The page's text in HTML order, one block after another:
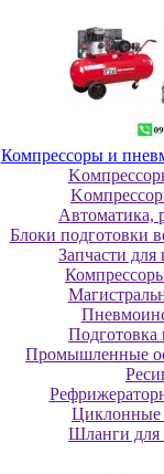
Компрессоры и
Автоматика,
Блоки подготовки
Запчасти для
Подготовка
Промышленные
Циклонные
Шланги для